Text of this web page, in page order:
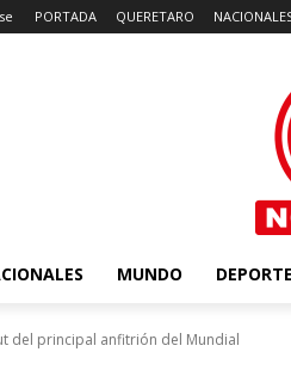
PORTADA QUERETARO
MUNDO
del principal anfitrión del Mundial